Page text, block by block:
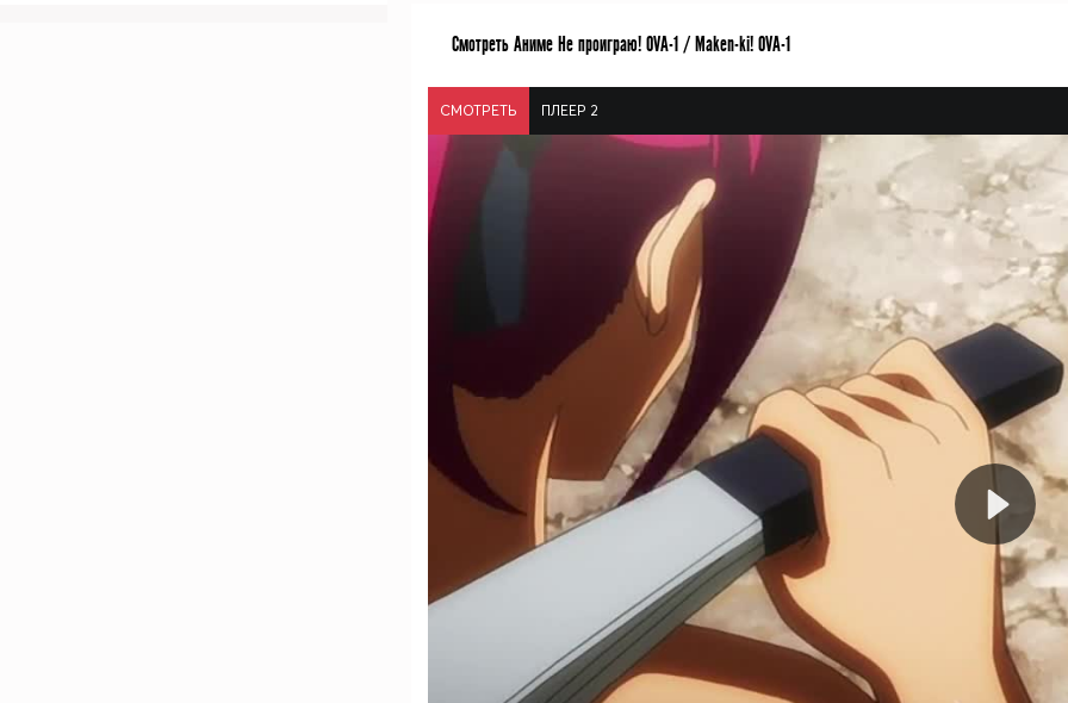
Смотреть Аниме Не проиграю! OVA-1 / Maken-ki! OVA-1
СМОТРЕТЬ ПЛЕЕР 2